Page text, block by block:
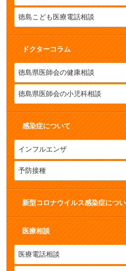
徳島こども医療電話相談
ドクターコラム
徳島県医師会の健康相談
徳島県医師会の小児科相談
感染症について
インフルエンザ
予防接種
新型コロナウイルス感染症につ
医療相談
医療電話相談